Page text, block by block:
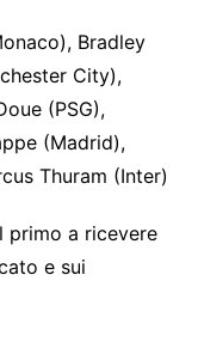
Bradley
City),
(PSG),
(Madrid),
Thuram (Inter)
primo a ricevere
e sui